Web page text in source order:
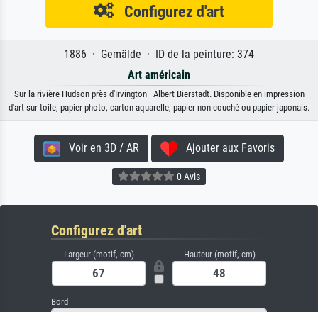
Configurez d'art
1886 · Gemälde · ID de la peinture: 374
Art américain
Sur la rivière Hudson près d'Irvington · Albert Bierstadt. Disponible en impression
d'art sur toile, papier photo, carton aquarelle, papier non couché ou papier japonais.
Voir en 3D / AR Ajouter aux Favoris
0 Avis
Configurez d'art
Largeur (motif, cm) Hauteur (motif, cm)
Bord